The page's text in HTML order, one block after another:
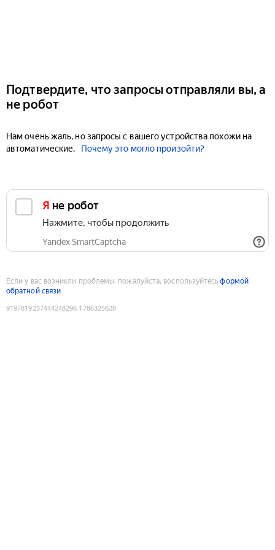
Подтвердите, что запросы отправляли вы, а
не робот
Нам очень жаль, но запросы с вашего устройства похожи на
автоматические.
Почему это могло произойти?
Я не робот
Нажмите, чтобы продолжить
Yandex SmartCaptcha
Если у вас возникли проблемы, пожалуйста, воспользуйтесьформой
обратной связи
9197819237444248296:1786325628